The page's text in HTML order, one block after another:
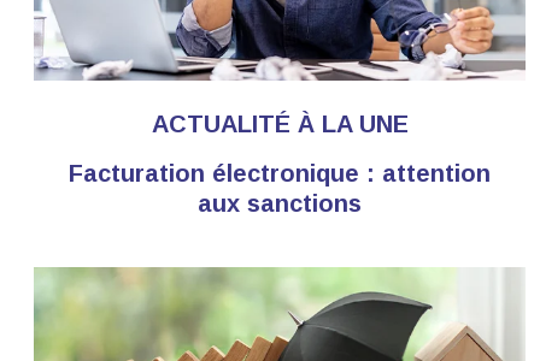
ACTUALITÉ À LA UNE
Facturation électronique : attention
aux sanctions